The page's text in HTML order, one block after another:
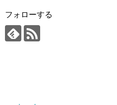
フォローする